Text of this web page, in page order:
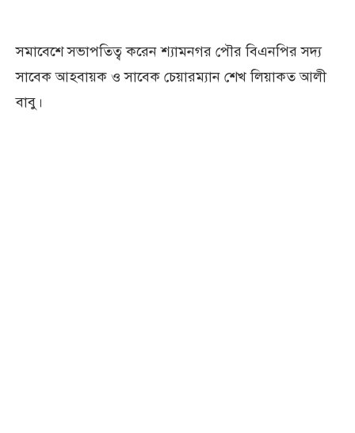
সমাবেশে সভাপতিত্ব করেন শ্যামনগর পৌর বিএনপির সদ্য
সাবেক আহবায়ক ও সাবেক চেয়ারম্যান শেখ লিয়াকত আলী
বাবু।